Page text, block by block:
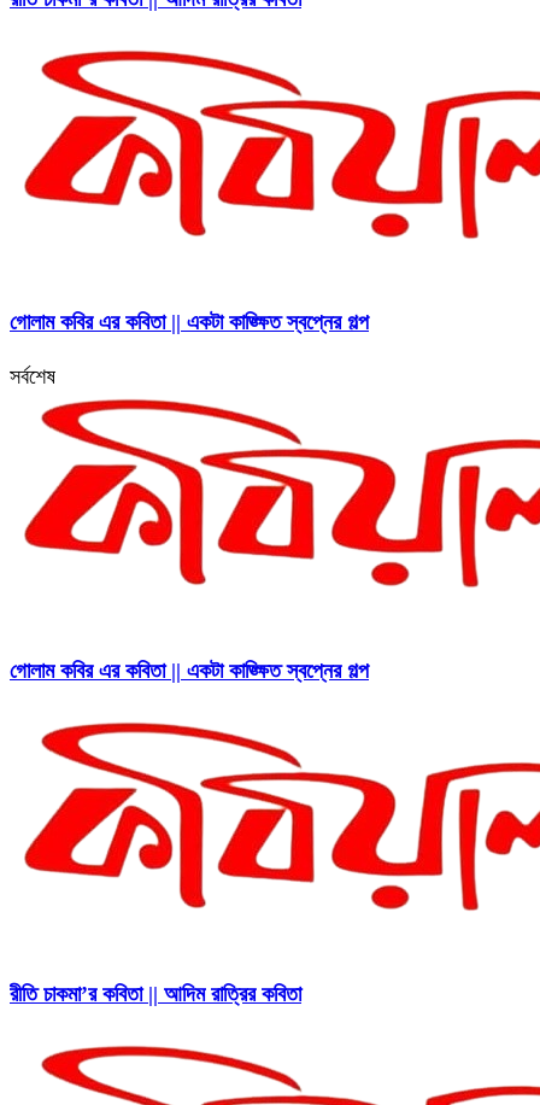
গোলাম কবির এর কবিতা || একটা কাঙ্ক্ষিত স্বপ্নের গল্প
সর্বশেষ
গোলাম কবির এর কবিতা || একটা কাঙ্ক্ষিত স্বপ্নের গল্প
রীতি চাকমা’র কবিতা || আদিম রাত্রির কবিতা